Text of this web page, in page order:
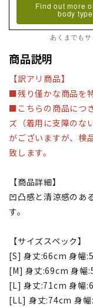
Find out more
body type
あくまでもサ
商品説明
【訳アリ商品】
■残り僅かな商品を
■こちらの商品につ
ズ（着用に支障のな
がございますが、検
致します。
【商品詳細】
凹凸感と清涼感のあ
す。
【サイズスペック】
[S] 身丈:66cm 身幅
[M] 身丈:69cm 身幅
[L] 身丈:71cm 身幅
[LL] 身丈:74cm 身